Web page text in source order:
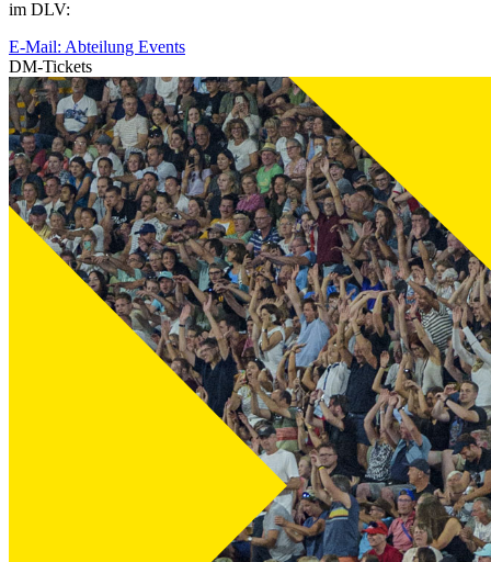
im DLV:
E-Mail: Abteilung Events
DM-Tickets